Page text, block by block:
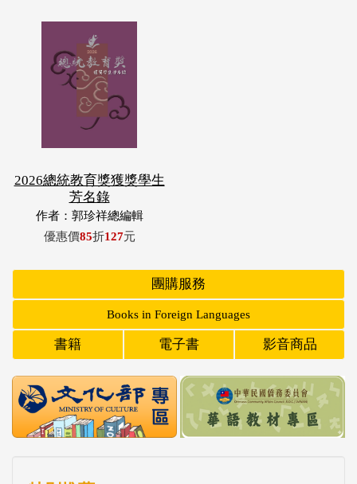
2026總統教育獎獲獎學生
芳名錄
作者：郭珍祥總編輯
優惠價85折127元
團購服務
Books in Foreign Languages
書籍 電子書 影音商品